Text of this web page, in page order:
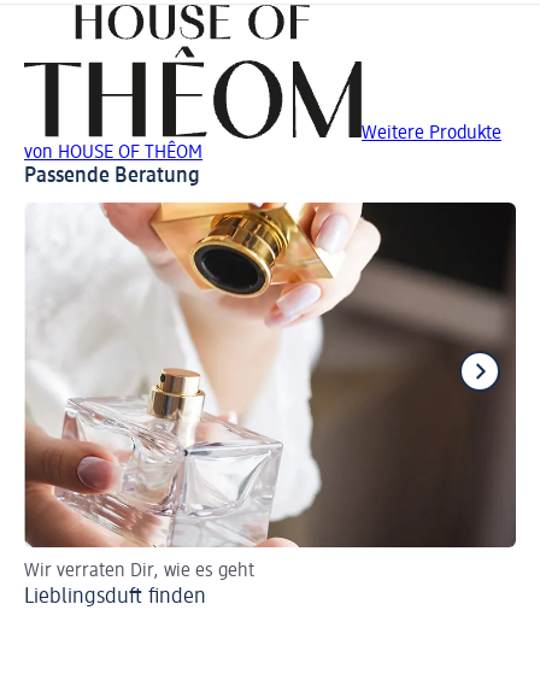
Weitere Produkte
von HOUSE OF THÊOM
Passende Beratung
Wir verraten Dir, wie es geht
Lieblingsduft finden